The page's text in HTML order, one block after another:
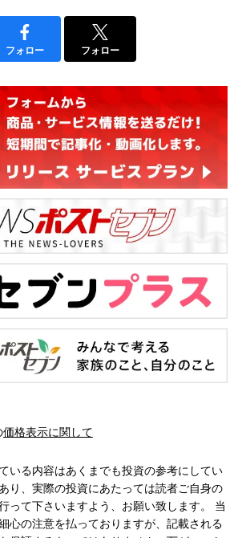
フォロー フォロー
価格表示に関して
いる内容はあくまでも投資の参考にしてい
り、実際の投資にあたっては読者ご自身の
って下さいますよう、お願い致します。 当
心の注意を払っておりますが、記載される